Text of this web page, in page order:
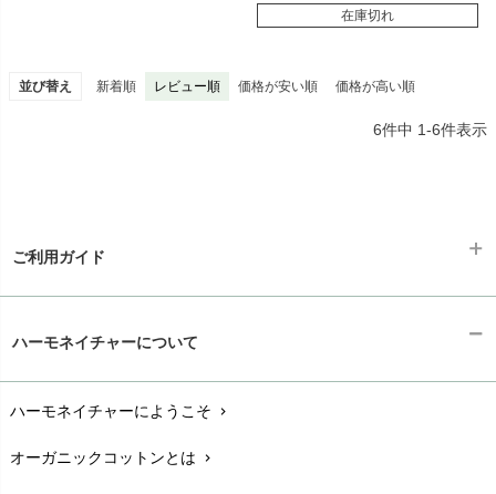
在庫切れ
並び替え 新着順 レビュー順 価格が安い順 価格が高い順
6件中 1-6件表示
ご利用ガイド
配送と送料chevron_right
在庫状況と発送予定chevron_right
ハーモネイチャーについて
ハーモネイチャーにようこそ chevron_right
オーガニックコットンとは chevron_right